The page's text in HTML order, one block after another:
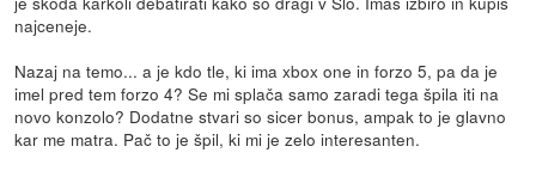
najceneje.
Nazaj na temo... a je kdo tle, ki ima xbox one in forzo 5, pa da je
imel pred tem forzo 4? Se mi splača samo zaradi tega špila iti na
novo konzolo? Dodatne stvari so sicer bonus, ampak to je glavno
kar me matra. Pač to je špil, ki mi je zelo interesanten.